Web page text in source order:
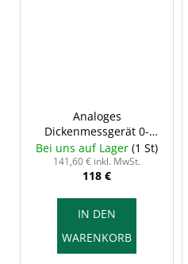
Analoges
Dickenmessgerät 0-
30/0,01 mm, Typ A,
INSIZE 2366-30A
Bei uns auf Lager (1 St)
141,60 € inkl. MwSt.
118 €
IN DEN
WARENKORB